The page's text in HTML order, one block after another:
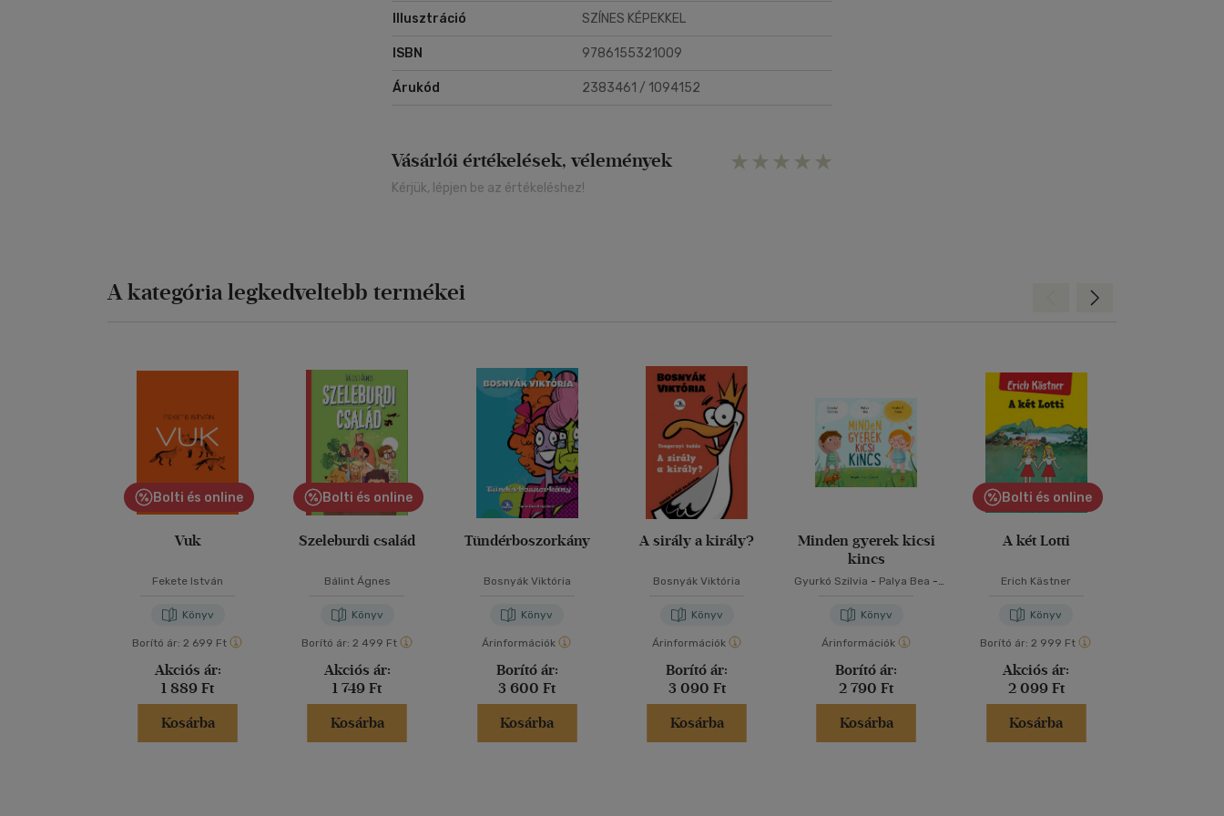
Illusztráció SZÍNES KÉPEKKEL
ISBN 9786155321009
Árukód 2383461 / 1094152
Vásárlói értékelések, vélemények
Kérjük, lépjen be az értékeléshez!
A kategória legkedveltebb termékei
Bolti és online
Vuk
Fekete István
Könyv
Borító ár: 2 699 Ft
Akciós ár:
1 889 Ft
Kosárba
Bolti és online
Szeleburdi család
Bálint Ágnes
Könyv
Borító ár: 2 499 Ft
Akciós ár:
1 749 Ft
Kosárba
Tündérboszorkány
Bosnyák Viktória
Könyv
Árinformációk
Borító ár:
3 600 Ft
Kosárba
A sirály a király?
Bosnyák Viktória
Könyv
Árinformációk
Borító ár:
3 090 Ft
Kosárba
Minden gyerek kicsi
kincs
Gyurkó Szilvia - Palya Bea -
Könyv
Árinformációk
Borító ár:
2 790 Ft
Kosárba
Bolti és online
A két Lotti
Erich Kästner
Könyv
Borító ár: 2 999 Ft
Akciós ár:
2 099 Ft
Kosárba
Előre